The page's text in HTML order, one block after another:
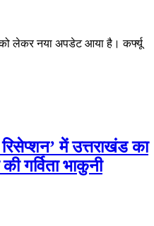
को लेकर नया अपडेट आया है। कर्फ्यू
में उत्तराखंड का
गर्विता भाकुनी